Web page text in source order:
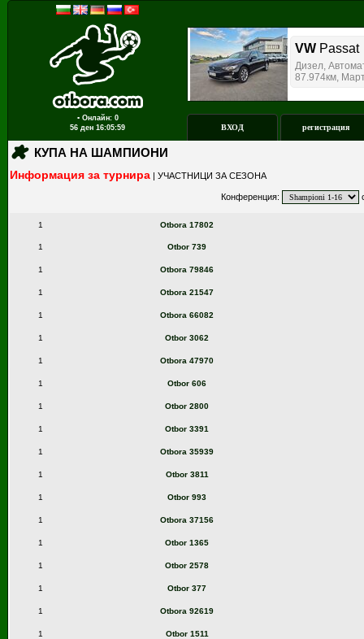
▪ Онлайн: 0
56 ден 16:05:59 ВХОД регистрация
КУПА НА ШАМПИОНИ
Информация за турнира | УЧАСТНИЦИ ЗА СЕЗОНА
Конференция:
1 Otbora 17802
1 Otbor 739
1 Otbora 79846
1 Otbora 21547
1 Otbora 66082
1 Otbor 3062
1 Otbora 47970
1 Otbor 606
1 Otbor 2800
1 Otbor 3391
1 Otbora 35939
1 Otbor 3811
1 Otbor 993
1 Otbora 37156
1 Otbor 1365
1 Otbor 2578
1 Otbor 377
1 Otbora 92619
1 Otbor 1511